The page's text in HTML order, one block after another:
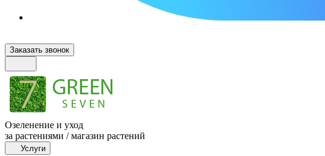
Заказать звонок
Озеленение и уход
за растениями / магазин растений
Услуги